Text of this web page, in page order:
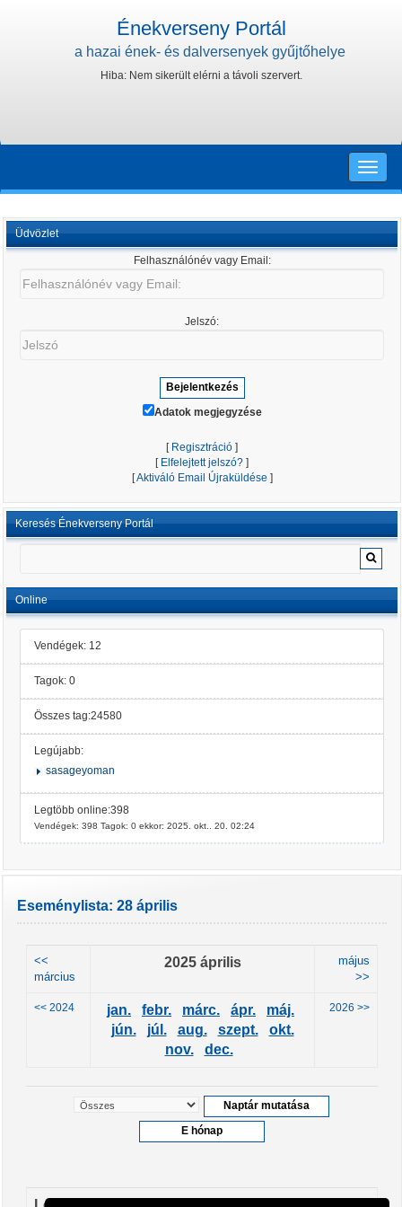
Énekverseny Portál
a hazai ének- és dalversenyek gyűjtőhelye
Hiba: Nem sikerült elérni a távoli szervert.
Toggle
Üdvözlet
Felhasználónév vagy Email:
Jelszó:
Adatok megjegyzése
[ Regisztráció ]
[ Elfelejtett jelszó? ]
[Aktiváló Email Újraküldése ]
Keresés Énekverseny Portál
Online
Vendégek: 12
Tagok: 0
Összes tag:24580
Legújabb:
sasageyoman
Legtöbb online:398
Vendégek: 398 Tagok: 0 ekkor: 2025. okt.. 20. 02:24
Eseménylista: 28 április
<<
március
2025 április
május
>>
<< 2024 jan. febr. márc. ápr.
máj.
jún.
júl. aug. szept.
okt.
nov.
dec.
2026 >>